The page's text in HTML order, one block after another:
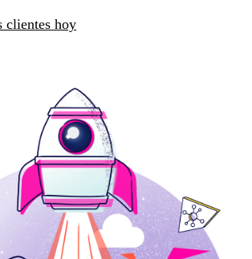
clientes hoy